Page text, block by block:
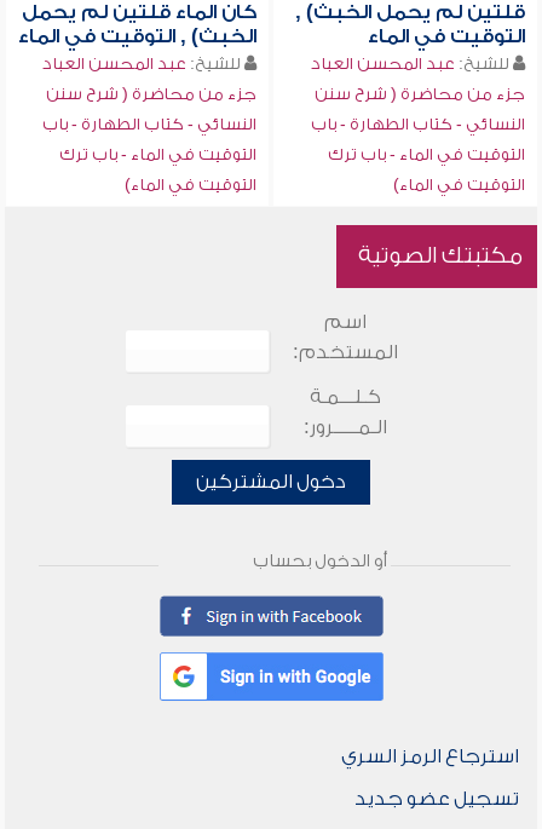
قلتين لم يحمل الخبث) ,
التوقيت في الماء
للشيخ: عبد المحسن العباد
جزء من محاضرة ( شرح سنن
النسائي - كتاب الطهارة - باب
التوقيت في الماء - باب ترك
التوقيت في الماء)
كان الماء قلتين لم يحمل
الخبث) , التوقيت في الماء
للشيخ: عبد المحسن العباد
جزء من محاضرة ( شرح سنن
النسائي - كتاب الطهارة - باب
التوقيت في الماء - باب ترك
التوقيت في الماء)
مكتبتك الصوتية
اسم
المستخدم:
كـلـــمـة
الـمـــــرور:
دخول المشتركين
أو الدخول بحساب
استرجاع الرمز السري
تسجيل عضو جديد